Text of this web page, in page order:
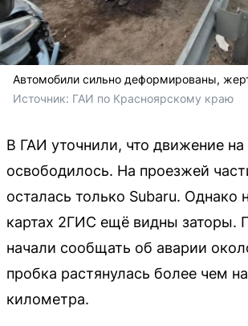
Автомобили сильно деформированы,
Источник: ГАИ по Красноярскому краю
В ГАИ уточнили, что движение на
освободилось. На проезжей
осталась только Subaru. Однако
картах 2ГИС ещё видны заторы.
начали сообщать об аварии
пробка растянулась более чем
километра.